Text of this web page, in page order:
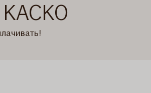
КАСКО